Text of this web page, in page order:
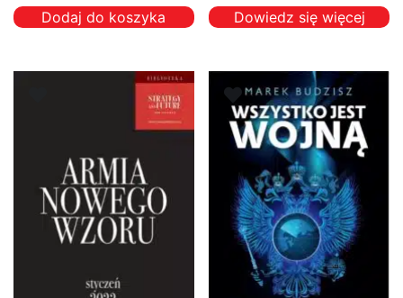
Dodaj do koszyka Dowiedz się więcej